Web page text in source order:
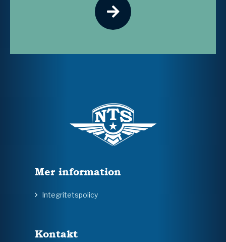
Mer information
Integritetspolicy
Kontakt